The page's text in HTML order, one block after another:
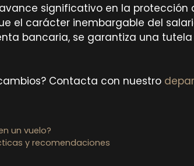
significativo en la protección
el carácter inembargable del
bancaria, se garantiza una
Contacta con nuestro
un vuelo?
y recomendaciones